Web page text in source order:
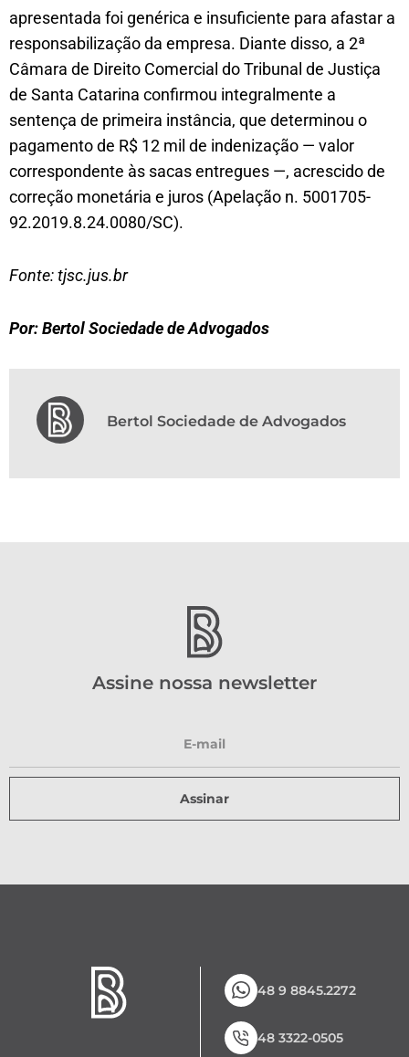
apresentada foi genérica e insuficiente para afastar a
responsabilização da empresa. Diante disso, a 2ª
Câmara de Direito Comercial do Tribunal de Justiça
de Santa Catarina confirmou integralmente a
sentença de primeira instância, que determinou o
pagamento de R$ 12 mil de indenização — valor
correspondente às sacas entregues —, acrescido de
correção monetária e juros (Apelação n. 5001705-
92.2019.8.24.0080/SC).
Fonte: tjsc.jus.br
Por: Bertol Sociedade de Advogados
Bertol Sociedade de Advogados
Assine nossa newsletter
Assinar
48 9 8845.2272
48 3322-0505